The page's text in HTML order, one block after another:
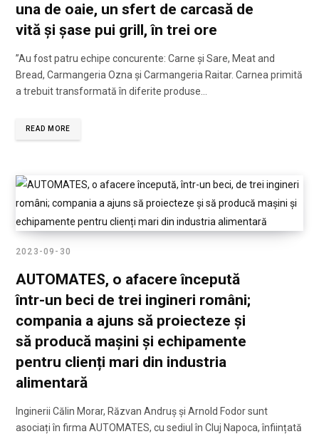
una de oaie, un sfert de carcasă de
vită și șase pui grill, în trei ore
”Au fost patru echipe concurente: Carne și Sare, Meat and
Bread, Carmangeria Ozna și Carmangeria Raitar. Carnea primită
a trebuit transformată în diferite produse…
READ MORE
2023-09-30
AUTOMATES, o afacere începută
într-un beci de trei ingineri români;
compania a ajuns să proiecteze și
să producă mașini și echipamente
pentru clienți mari din industria
alimentară
Inginerii Călin Morar, Răzvan Andruș și Arnold Fodor sunt
asociați în firma AUTOMATES, cu sediul în Cluj Napoca, înființată